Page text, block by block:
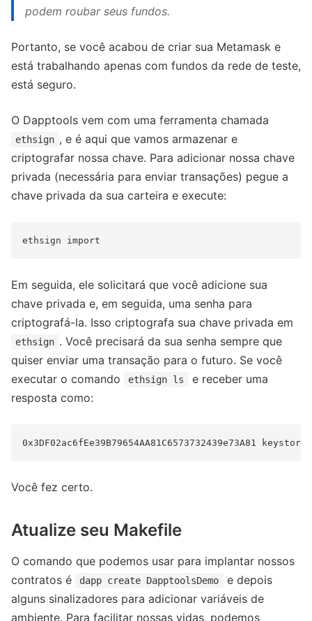
podem roubar seus fundos.
Portanto, se você acabou de criar sua Metamask e
está trabalhando apenas com fundos da rede de teste,
está seguro.
O Dapptools vem com uma ferramenta chamada
ethsign , e é aqui que vamos armazenar e
criptografar nossa chave. Para adicionar nossa chave
privada (necessária para enviar transações) pegue a
chave privada da sua carteira e execute:
Em seguida, ele solicitará que você adicione sua
chave privada e, em seguida, uma senha para
criptografá-la. Isso criptografa sua chave privada em
ethsign . Você precisará da sua senha sempre que
quiser enviar uma transação para o futuro. Se você
executar o comando
ethsign ls
e receber uma
resposta como:
Você fez certo.
Atualize seu Makefile
O comando que podemos usar para implantar nossos
contratos é
dapp create DapptoolsDemo
e depois
alguns sinalizadores para adicionar variáveis ​​de
ambiente. Para facilitar nossas vidas, podemos